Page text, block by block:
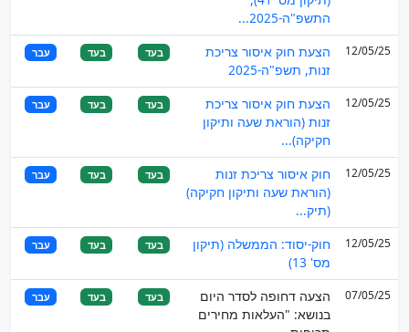
התשפ"ה-2025...
12/05/25
הצעת חוק איסור צריכת
זנות, תשפ"ה-2025
בעד בעד עבר
12/05/25
הצעת חוק איסור צריכת
זנות (הוראת שעה ותיקון
חקיקה)...
בעד בעד עבר
12/05/25
חוק איסור צריכת זנות
(הוראת שעה ותיקון חקיקה)
(תיק...
בעד בעד עבר
12/05/25
חוק-יסוד: הממשלה (תיקון
מס' 13)
בעד בעד עבר
07/05/25
הצעה דחופה לסדר היום
בנושא: "העלאות מחירים
בעד בעד עבר